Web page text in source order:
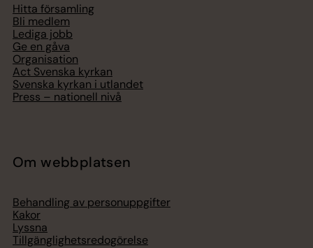
Hitta församling
Bli medlem
Lediga jobb
Ge en gåva
Organisation
Act Svenska kyrkan
Svenska kyrkan i utlandet
Press – nationell nivå
Om webbplatsen
Behandling av personuppgifter
Kakor
Lyssna
Tillgänglighetsredogörelse